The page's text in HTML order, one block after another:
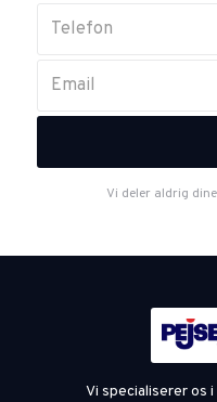
Vi deler aldrig
Vi specialiserer os